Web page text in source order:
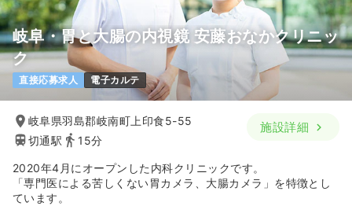
岐阜・胃と大腸の内視鏡 安藤おなかクリニッ
ク
直接応募求人 電子カルテ
岐阜県羽島郡岐南町上印食5-55
切通駅
15分
施設詳細
2020年4月にオープンした内科クリニックです。
「専門医による苦しくない胃カメラ、大腸カメラ」を特徴とし
ています。